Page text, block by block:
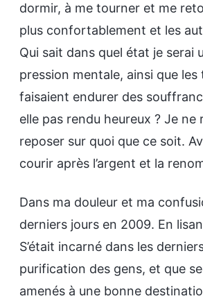
dormir, à me tourner et me
plus confortablement et les
Qui sait dans quel état je serai
pression mentale, ainsi que
faisaient endurer des
elle pas rendu heureux ? Je
reposer sur quoi que ce soit.
courir après l’argent et la
Dans ma douleur et ma
derniers jours en 2009. En
S’était incarné dans les
purification des gens, et que
amenés à une bonne